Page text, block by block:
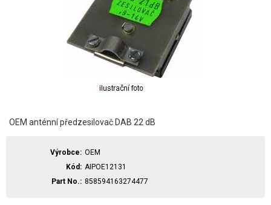
OEM anténní předzesilovač DAB 22 dB
Výrobce
OEM
Kód
AIPOE12131
Part No.
858594163274477